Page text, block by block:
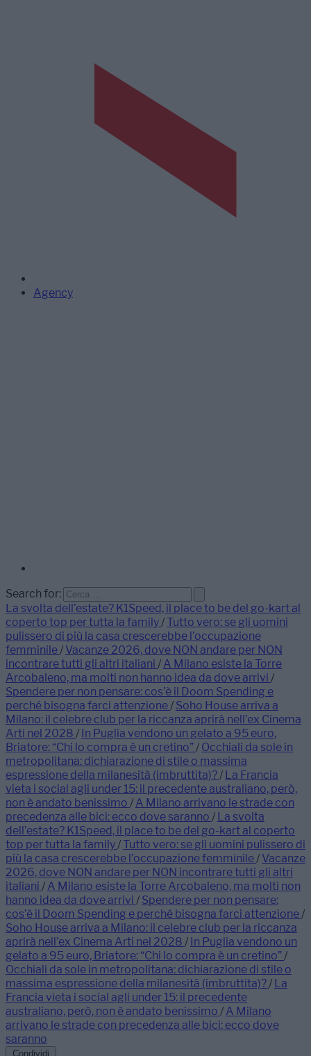
Agency
Search for:
La svolta dell’estate? K1Speed, il place to be del go-kart al
coperto top per tutta la family/ Tutto vero: se gli uomini
pulissero di più la casa crescerebbe l’occupazione
femminile/ Vacanze 2026, dove NON andare per NON
incontrare tutti gli altri italiani / A Milano esiste la Torre
Arcobaleno, ma molti non hanno idea da dove arrivi /
Spendere per non pensare: cos’è il Doom Spending e
perché bisogna farci attenzione/ Soho House arriva a
Milano: il celebre club per la riccanza aprirà nell’ex Cinema
Arti nel 2028 / In Puglia vendono un gelato a 95 euro,
Briatore: “Chi lo compra è un cretino”/ Occhiali da sole in
metropolitana: dichiarazione di stile o massima
espressione della milanesità (imbruttita)?/ La Francia
vieta i social agli under 15: il precedente australiano, però,
non è andato benissimo / A Milano arrivano le strade con
precedenza alle bici: ecco dove saranno / La svolta
dell’estate? K1Speed, il place to be del go-kart al coperto
top per tutta la family/ Tutto vero: se gli uomini pulissero di
più la casa crescerebbe l’occupazione femminile/ Vacanze
2026, dove NON andare per NON incontrare tutti gli altri
italiani / A Milano esiste la Torre Arcobaleno, ma molti non
hanno idea da dove arrivi / Spendere per non pensare:
cos’è il Doom Spending e perché bisogna farci attenzione/
Soho House arriva a Milano: il celebre club per la riccanza
aprirà nell’ex Cinema Arti nel 2028 / In Puglia vendono un
gelato a 95 euro, Briatore: “Chi lo compra è un cretino”/
Occhiali da sole in metropolitana: dichiarazione di stile o
massima espressione della milanesità (imbruttita)?/ La
Francia vieta i social agli under 15: il precedente
australiano, però, non è andato benissimo / A Milano
arrivano le strade con precedenza alle bici: ecco dove
saranno
Condividi